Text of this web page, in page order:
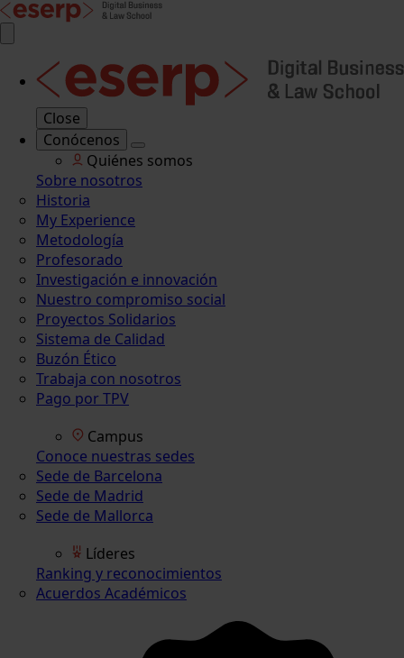
Close
Conócenos
Quiénes somos
Sobre nosotros
Historia
My Experience
Metodología
Profesorado
Investigación e innovación
Nuestro compromiso social
Proyectos Solidarios
Sistema de Calidad
Buzón Ético
Trabaja con nosotros
Pago por TPV
Campus
Conoce nuestras sedes
Sede de Barcelona
Sede de Madrid
Sede de Mallorca
Líderes
Ranking y reconocimientos
Acuerdos Académicos